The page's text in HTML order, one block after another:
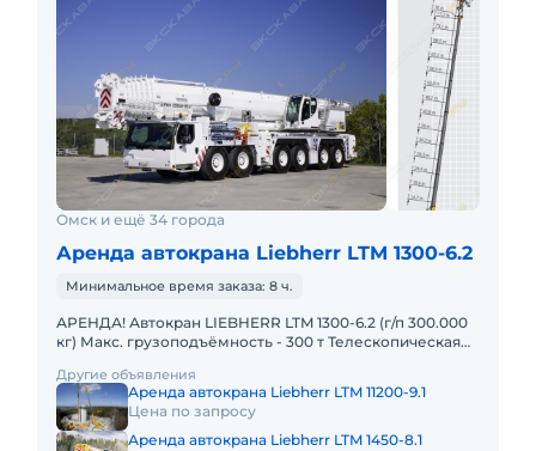
Омск и ещё 34 города
Аренда автокрана Liebherr LTM 1300-6.2
Минимальное время заказа: 8 ч.
АРЕНДА! Автокран LIEBHERR LTM 1300-6.2 (г/п 300.000
кг) Макс. грузоподъёмность - 300 т Телескопическая
Другие объявления
Аренда автокрана Liebherr LTM 11200-9.1
Цена по запросу
Аренда автокрана Liebherr LTM 1450-8.1